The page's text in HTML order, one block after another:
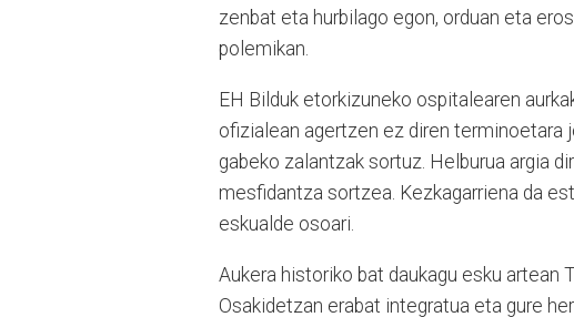
zenbat eta hurbilago egon, orduan eta
polemikan.
EH Bilduk etorkizuneko ospitalearen
ofizialean agertzen ez diren terminoetara
gabeko zalantzak sortuz. Helburua argia
mesfidantza sortzea. Kezkagarriena da
eskualde osoari.
Aukera historiko bat daukagu esku
Osakidetzan erabat integratua eta gure